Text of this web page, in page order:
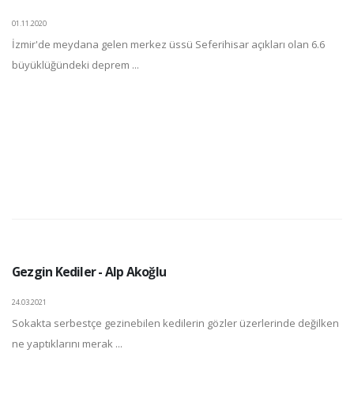
01.11.2020
İzmir'de meydana gelen merkez üssü Seferihisar açıkları olan 6.6
büyüklüğündeki deprem ...
Gezgin Kediler - Alp Akoğlu
24.03.2021
Sokakta serbestçe gezinebilen kedilerin gözler üzerlerinde değilken
ne yaptıklarını merak ...